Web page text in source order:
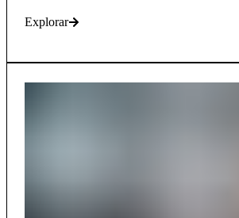
Explorar